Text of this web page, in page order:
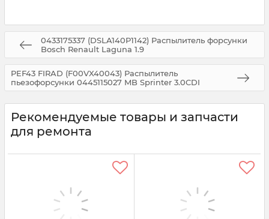
0433175337 (DSLA140P1142) Распылитель форсунки
Bosсh Renault Laguna 1.9
PEF43 FIRAD (F00VX40043) Распылитель
пьезофорсунки 0445115027 MB Sprinter 3.0CDI
Рекомендуемые товары и запчасти
для ремонта